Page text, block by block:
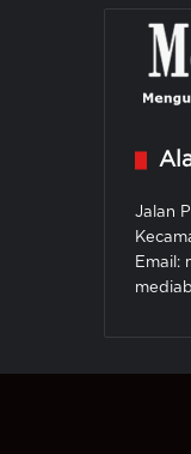
Jalan
Email: